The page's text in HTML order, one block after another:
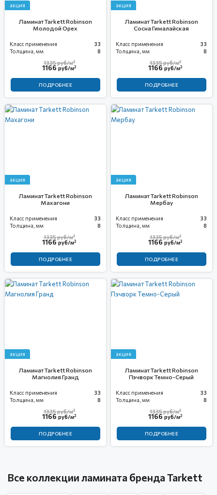
акция
Ламинат Tarkett Robinson
Mолодой Орех
Класс применения
33
Толщина, мм
8
1166руб/м2
1335руб/м2
ПОДРОБНЕЕ
акция
Ламинат Tarkett Robinson
Сосна Гималайская
Класс применения
33
Толщина, мм
8
1166руб/м2
1335руб/м2
ПОДРОБНЕЕ
акция
Ламинат Tarkett Robinson
Махагони
Класс применения
33
Толщина, мм
8
1166руб/м2
1335руб/м2
ПОДРОБНЕЕ
акция
Ламинат Tarkett Robinson
Мербау
Класс применения
33
Толщина, мм
8
1166руб/м2
1335руб/м2
ПОДРОБНЕЕ
акция
Ламинат Tarkett Robinson
Mагнолия Гранд
Класс применения
33
Толщина, мм
8
1166руб/м2
1335руб/м2
ПОДРОБНЕЕ
акция
Ламинат Tarkett Robinson
Пэчворк Темно-Серый
Класс применения
33
Толщина, мм
8
1166руб/м2
1335руб/м2
ПОДРОБНЕЕ
Все коллекции ламината бренда Tarkett